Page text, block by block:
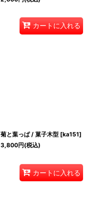
カートに入れる
菊と葉っぱ / 菓子木型 [ka151]
3,800円(税込)
カートに入れる